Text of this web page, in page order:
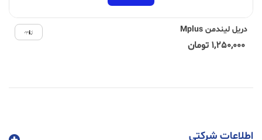
دریل لیندمن Mplus
اطلاعات شرکتی